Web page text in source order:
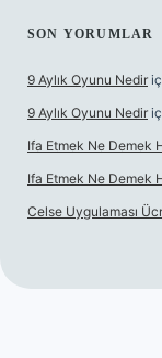
SON YORUMLAR
9 Aylık Oyunu Nedir
9 Aylık Oyunu Nedir
Ifa Etmek Ne Demek
Ifa Etmek Ne Demek
Celse Uygulaması